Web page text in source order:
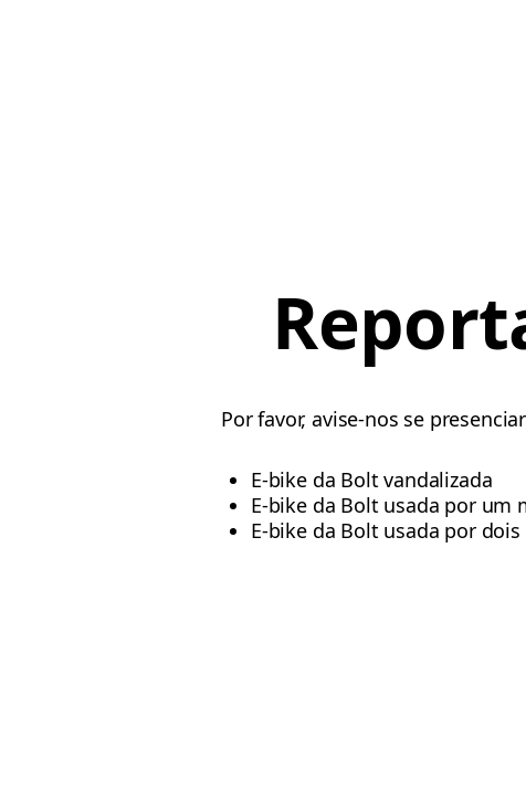
Por favor, avise-nos se
E-bike da Bolt vandalizada
E-bike da Bolt usada por um
E-bike da Bolt usada por